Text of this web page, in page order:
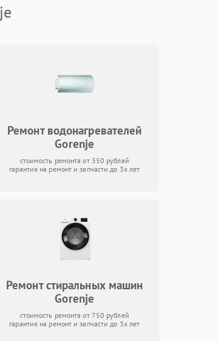
Ремонт водонагревателей
Gorenje
стоимость ремонта от 350 рублей
гарантия на ремонт и запчасти до 3х лет
Ремонт стиральных машин
Gorenje
стоимость ремонта от 750 рублей
гарантия на ремонт и запчасти до 3х лет